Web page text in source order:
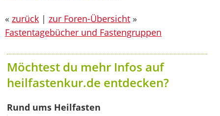
« zurück | zur Foren-Übersicht »
Fastentagebücher und Fastengruppen
Möchtest du mehr Infos auf
heilfastenkur.de entdecken?
Rund ums Heilfasten